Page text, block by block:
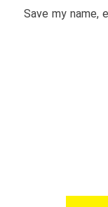
Save my name,